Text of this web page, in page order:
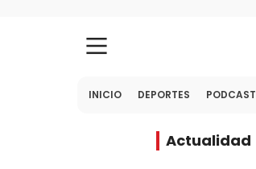
INICIO DEPORTES PODCAST
Actualidad